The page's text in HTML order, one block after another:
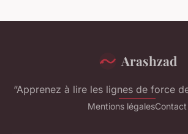
Arashzad
“Apprenez à lire les lignes de force
Mentions légalesContact